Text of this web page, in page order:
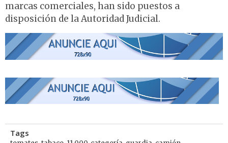
marcas comerciales, han sido puestos a
disposición de la Autoridad Judicial.
Tags